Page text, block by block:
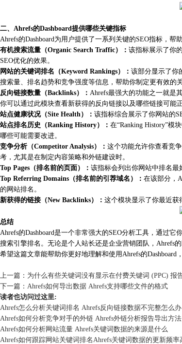
二、Ahrefs的Dashboard提供哪些关键指标
Ahrefs的Dashboard为用户提供了一系列关键的SEO指标，帮
有机搜索流量（Organic Search Traffic）： 该指标展示了你
SEO优化的效果。
网站的关键词排名（Keyword Rankings）： 该部分显示了你
搜索量、排名趋势和竞争强度等信息，帮助你制定更有效的
反向链接数量（Backlinks）： Ahrefs最强大的功能之一就是
你可以通过此模块查看新获得的反向链接以及哪些链接可能正
站点健康状况（Site Health）： 该指标综合展示了你网站的
站点排名历史（Ranking History）： 在“Ranking History”模
哪些可能需要改进。
竞争分析（Competitor Analysis）： 这个功能允许你查看竞
考，尤其是在制定内容策略和外链建设时。
Top Pages（排名前的页面）： 该指标会列出你网站中排名最
Top Referring Domains（排名前的引荐域名）： 在该部分，
的网站排名。
新获得的链接（New Backlinks）： 这个模块显示了你最近获
总结
Ahrefs的Dashboard是一个非常强大的SEO分析工具，通过
搜索引擎排名。无论是个人站长还是企业营销团队，Ahrefs的
希望这篇文章能帮助你更好地理解和使用Ahrefs的
上一篇： 为什么有些关键词没有显示在付费关键词 (PPC) 报
下一篇： Ahrefs如何导出数据 Ahrefs支持哪些文件的格式
读者也访问过这里:
Ahrefs怎么分析关键词排名 Ahrefs反向链接数据不完整怎么办
Ahrefs如何分析竞争对手的外链 Ahrefs外链分析报告导出方法
Ahrefs如何分析网站流量 Ahrefs关键词数据的来源是什么
Ahrefs如何跟踪网站关键词排名Ahrefs关键词数据的更新频率